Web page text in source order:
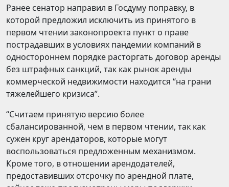
Ранее сенатор направил в Госдуму поправку, в
которой предложил исключить из принятого в
первом чтении законопроекта пункт о праве
пострадавших в условиях пандемии компаний в
одностороннем порядке расторгать договор аренды
без штрафных санкций, так как рынок аренды
коммерческой недвижимости находится “на грани
тяжелейшего кризиса”.
“Считаем принятую версию более
сбалансированной, чем в первом чтении, так как
сужен круг арендаторов, которые могут
воспользоваться предложенным механизмом.
Кроме того, в отношении арендодателей,
предоставивших отсрочку по арендной плате,